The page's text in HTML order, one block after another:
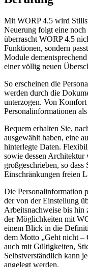
Mit WORP 4.5 wird
Neuerung folgt eine noch
überrascht WORP 4.5
Funktionen, sondern
Module
einer völlig neuen
So erscheinen die
werden durch die
unterzogen. Von
Personalinformationen
Bequem erhalten Sie,
ausgewählt haben, eine
hinterlegte Daten.
sowie dessen
großgeschrieben, so
Einschränkungen freien
Die Personalinformation
der von der Einstellung
Arbeitsnachweise bis
der Möglichkeiten mit
einem Blick in die
dem Motto „Geht nicht –
auch mit Gültigkeiten,
Selbstverständlich kann
angelegt werden.